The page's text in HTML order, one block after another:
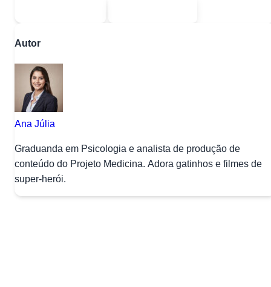
Autor
Ana Júlia
Graduanda em Psicologia e analista de produção de
conteúdo do Projeto Medicina. Adora gatinhos e filmes de
super-herói.